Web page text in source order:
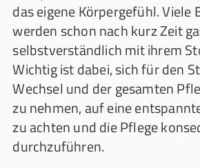
das eigene Körpergefühl. Viele
werden schon nach kurz Zeit
selbstverständlich mit ihrem
Wichtig ist dabei, sich für den
Wechsel und der gesamten
zu nehmen, auf eine
zu achten und die Pflege
durchzuführen.